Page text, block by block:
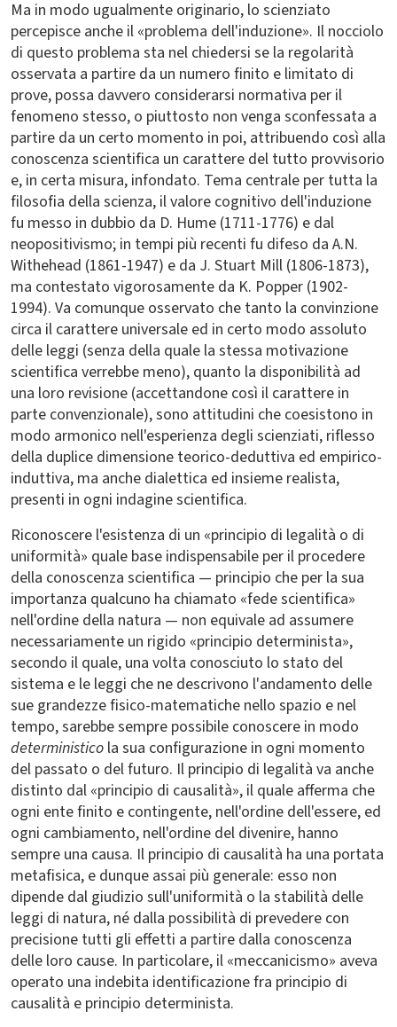
Ma in modo ugualmente originario, lo scienziato
percepisce anche il «problema dell'induzione». Il nocciolo
di questo problema sta nel chiedersi se la regolarità
osservata a partire da un numero finito e limitato di
prove, possa davvero considerarsi normativa per il
fenomeno stesso, o piuttosto non venga sconfessata a
partire da un certo momento in poi, attribuendo così alla
conoscenza scientifica un carattere del tutto provvisorio
e, in certa misura, infondato. Tema centrale per tutta la
filosofia della scienza, il valore cognitivo dell'induzione
fu messo in dubbio da D. Hume (1711-1776) e dal
neopositivismo; in tempi più recenti fu difeso da A.N.
Withehead (1861-1947) e da J. Stuart Mill (1806-1873),
ma contestato vigorosamente da K. Popper (1902-
1994). Va comunque osservato che tanto la convinzione
circa il carattere universale ed in certo modo assoluto
delle leggi (senza della quale la stessa motivazione
scientifica verrebbe meno), quanto la disponibilità ad
una loro revisione (accettandone così il carattere in
parte convenzionale), sono attitudini che coesistono in
modo armonico nell'esperienza degli scienziati, riflesso
della duplice dimensione teorico-deduttiva ed empirico-
induttiva, ma anche dialettica ed insieme realista,
presenti in ogni indagine scientifica.
Riconoscere l'esistenza di un «principio di legalità o di
uniformità» quale base indispensabile per il procedere
della conoscenza scientifica — principio che per la sua
importanza qualcuno ha chiamato «fede scientifica»
nell'ordine della natura — non equivale ad assumere
necessariamente un rigido «principio determinista»,
secondo il quale, una volta conosciuto lo stato del
sistema e le leggi che ne descrivono l'andamento delle
sue grandezze fisico-matematiche nello spazio e nel
tempo, sarebbe sempre possibile conoscere in modo
deterministico la sua configurazione in ogni momento
del passato o del futuro. Il principio di legalità va anche
distinto dal «principio di causalità», il quale afferma che
ogni ente finito e contingente, nell'ordine dell'essere, ed
ogni cambiamento, nell'ordine del divenire, hanno
sempre una causa. Il principio di causalità ha una portata
metafisica, e dunque assai più generale: esso non
dipende dal giudizio sull'uniformità o la stabilità delle
leggi di natura, né dalla possibilità di prevedere con
precisione tutti gli effetti a partire dalla conoscenza
delle loro cause. In particolare, il «meccanicismo» aveva
operato una indebita identificazione fra principio di
causalità e principio determinista.